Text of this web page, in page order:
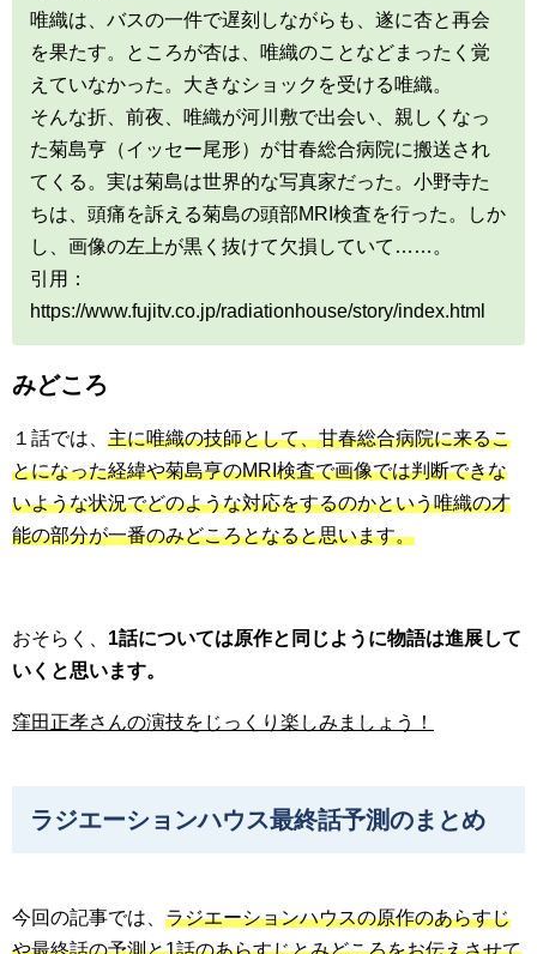
唯織は、バスの一件で遅刻しながらも、遂に杏と再会
を果たす。ところが杏は、唯織のことなどまったく覚
えていなかった。大きなショックを受ける唯織。
そんな折、前夜、唯織が河川敷で出会い、親しくなっ
た菊島亨（イッセー尾形）が甘春総合病院に搬送され
てくる。実は菊島は世界的な写真家だった。小野寺た
ちは、頭痛を訴える菊島の頭部MRI検査を行った。しか
し、画像の左上が黒く抜けて欠損していて……。
引用：
https://www.fujitv.co.jp/radiationhouse/story/index.html
みどころ
１話では、 主に唯織の技師として、甘春総合病院に来るこ
とになった経緯や菊島亨のMRI検査で画像では判断できな
いような状況でどのような対応をするのかという唯織の才
能の部分が一番のみどころとなると思います。
おそらく、 1話については原作と同じように物語は進展して
いくと思います。
窪田正孝さんの演技をじっくり楽しみましょう！
ラジエーションハウス最終話予測のまとめ
今回の記事では、 ラジエーションハウスの原作のあらすじ